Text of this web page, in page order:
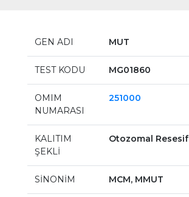
GEN ADI MUT
TEST KODU MG01860
OMIM
NUMARASI
251000
KALITIM
ŞEKLİ
Otozomal Resesif
SİNONİM MCM, MMUT